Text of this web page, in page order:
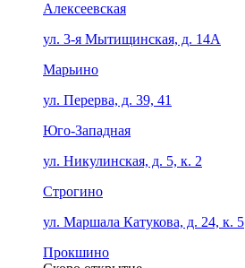
Алексеевская
ул. 3-я Мытищинская, д. 14А
Марьино
ул. Перерва, д. 39, 41
Юго-Западная
ул. Никулинская, д. 5, к. 2
Строгино
ул. Маршала Катукова, д. 24, к. 5
Прокшино